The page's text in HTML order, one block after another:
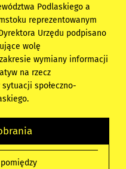
Podlaskiego a
reprezentowanym
Urzędu podpisano
wolę
wymiany informacji
na rzecz
społeczno-